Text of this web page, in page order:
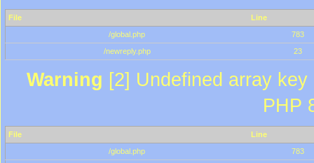
File
Line
/global.php
783
/newreply.php
23
Warning [2] Undefined array
PHP
File
Line
/global.php
783